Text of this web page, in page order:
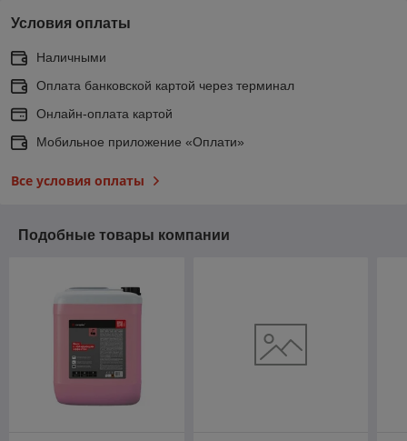
Условия оплаты
Наличными
Оплата банковской картой через терминал
Онлайн-оплата картой
Мобильное приложение «Оплати»
Все условия оплаты
Подобные товары компании